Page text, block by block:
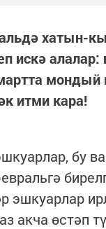
хатын-
искә
итми кара!
бу
эшкуарлар
акча өстәп